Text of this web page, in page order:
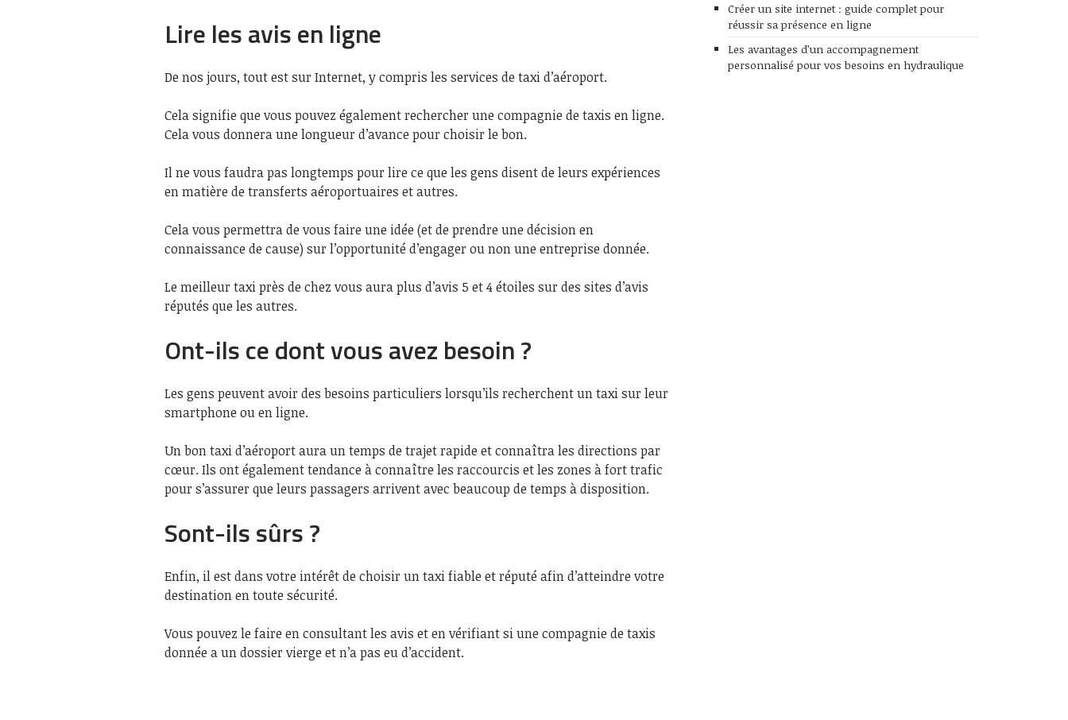
Lire les avis en ligne
De nos jours, tout est sur Internet, y compris les services de taxi d’aéroport.
Cela signifie que vous pouvez également rechercher une compagnie de taxis en ligne.
Cela vous donnera une longueur d’avance pour choisir le bon.
Il ne vous faudra pas longtemps pour lire ce que les gens disent de leurs expériences
en matière de transferts aéroportuaires et autres.
Cela vous permettra de vous faire une idée (et de prendre une décision en
connaissance de cause) sur l’opportunité d’engager ou non une entreprise donnée.
Le meilleur taxi près de chez vous aura plus d’avis 5 et 4 étoiles sur des sites d’avis
réputés que les autres.
Ont-ils ce dont vous avez besoin ?
Les gens peuvent avoir des besoins particuliers lorsqu’ils recherchent un taxi sur leur
smartphone ou en ligne.
Un bon taxi d’aéroport aura un temps de trajet rapide et connaîtra les directions par
cœur. Ils ont également tendance à connaître les raccourcis et les zones à fort trafic
pour s’assurer que leurs passagers arrivent avec beaucoup de temps à disposition.
Sont-ils sûrs ?
Enfin, il est dans votre intérêt de choisir un taxi fiable et réputé afin d’atteindre votre
destination en toute sécurité.
Vous pouvez le faire en consultant les avis et en vérifiant si une compagnie de taxis
donnée a un dossier vierge et n’a pas eu d’accident.
Créer un site internet : guide complet pour
réussir sa présence en ligne
Les avantages d’un accompagnement
personnalisé pour vos besoins en hydraulique